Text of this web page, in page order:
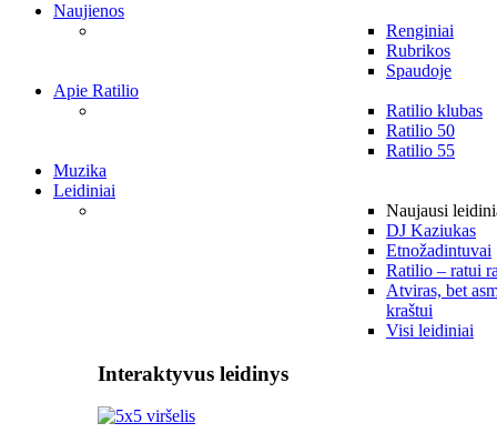
Naujienos
Renginiai
Rubrikos
Spaudoje
Apie Ratilio
Ratilio klubas
Ratilio 50
Ratilio 55
Muzika
Leidiniai
Naujausi
DJ Kaziukas
Etnožadintuvai
Ratilio – ratui
Atviras, bet
kraštui
Visi leidiniai
Interaktyvus leidinys